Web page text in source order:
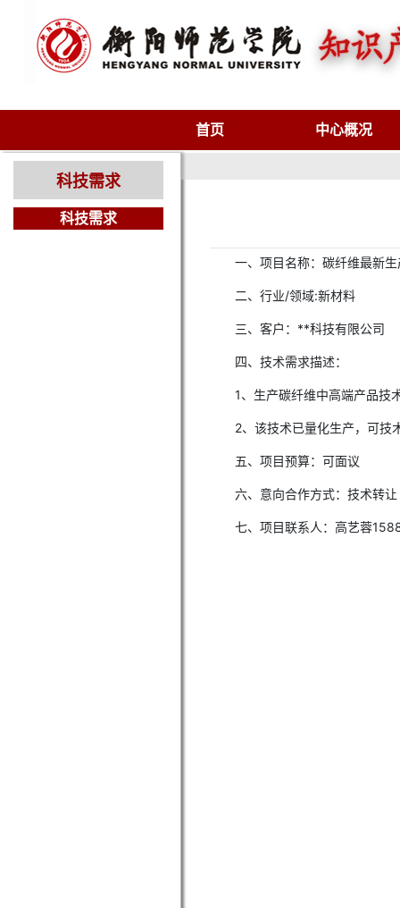
首页 中心概况
科技需求
科技需求
一、项目名称：碳纤维最新
二、行业/领域:新材料
三、客户：**科技有限公司
四、技术需求描述：
1、生产碳纤维中高端产品技
2、该技术已量化生产，可技
五、项目预算：可面议
六、意向合作方式：技术转让
七、项目联系人：高艺蓉